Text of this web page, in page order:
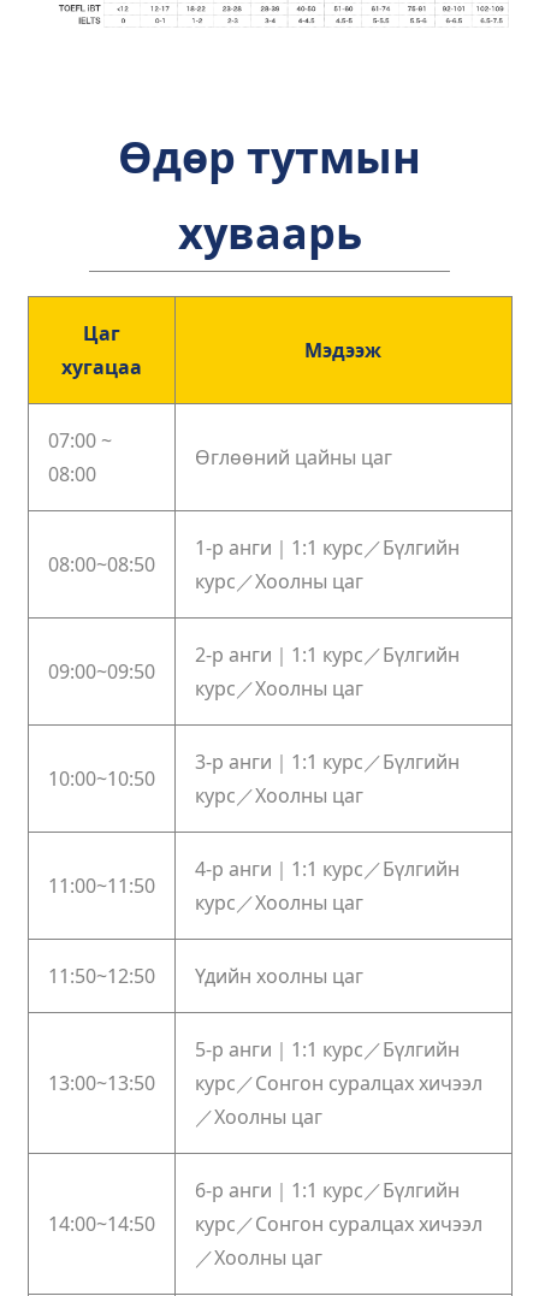
Өдөр тутмын
хуваарь
Цаг
хугацаа
Мэдээж
07:00 ~
08:00
Өглөөний цайны цаг
08:00~08:50
1-р анги｜1:1 курс／Бүлгийн
курс／Хоолны цаг
09:00~09:50
2-р анги｜1:1 курс／Бүлгийн
курс／Хоолны цаг
10:00~10:50
3-р анги｜1:1 курс／Бүлгийн
курс／Хоолны цаг
11:00~11:50
4-р анги｜1:1 курс／Бүлгийн
курс／Хоолны цаг
11:50~12:50 Үдийн хоолны цаг
13:00~13:50
5-р анги｜1:1 курс／Бүлгийн
курс／Сонгон суралцах хичээл
／Хоолны цаг
14:00~14:50
6-р анги｜1:1 курс／Бүлгийн
курс／Сонгон суралцах хичээл
／Хоолны цаг